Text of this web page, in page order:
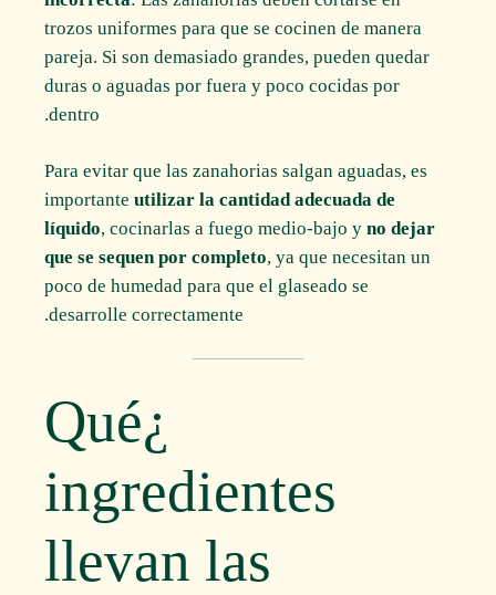
trozos uniformes para que se cocinen de manera
pareja. Si son demasiado grandes, pueden quedar
duras o aguadas por fuera y poco cocidas por
dentro.
Para evitar que las zanahorias salgan aguadas, es
importanteutilizar la cantidad adecuada de
líquido, cocinarlas a fuego medio-bajo yno dejar
que se sequen por completo, ya que necesitan un
poco de humedad para que el glaseado se
desarrolle correctamente.
¿Qué
ingredientes
llevan las